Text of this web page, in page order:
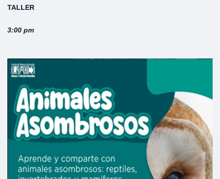
TALLER
3:00 pm